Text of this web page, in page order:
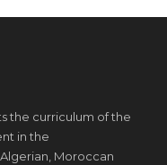
the curriculum of the
in the
Moroccan